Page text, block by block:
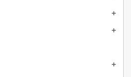
add
add
add